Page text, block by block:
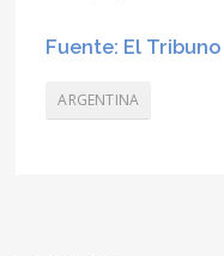
Fuente: El Tribuno
ARGENTINA